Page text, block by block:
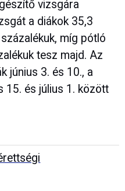
vizsgára
a diákok 35,3
míg pótló
tesz majd. Az
június 3. és 10., a
15. és július 1. között